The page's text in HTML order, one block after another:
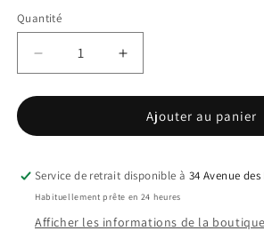
Quantité
Réduire
la
quantité
Coques
Transparente
Samsung
Augmenter
la
quantité
Coques
Transparente
Samsung
Ajouter au panier
Service de retrait disponible à 34 Avenue
Habituellement prête en 24 heures
Afficher les informations de la boutique